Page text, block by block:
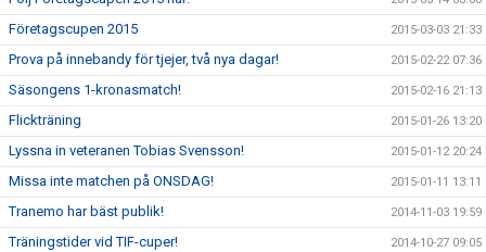
Företagscupen 2015 2015-03-03 21:33
Prova på innebandy för tjejer, två nya dagar! 2015-02-22 07:36
Säsongens 1-kronasmatch! 2015-02-16 21:13
Flickträning 2015-01-26 13:20
Lyssna in veteranen Tobias Svensson! 2015-01-12 20:24
Missa inte matchen på ONSDAG! 2015-01-11 13:11
Tranemo har bäst publik! 2014-11-03 19:59
Träningstider vid TIF-cuper! 2014-10-27 09:05